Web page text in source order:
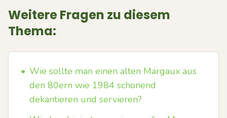
Weitere Fragen zu diesem
Thema:
• Wie sollte man einen alten Margaux aus
den 80ern wie 1984 schonend
dekantieren und servieren?